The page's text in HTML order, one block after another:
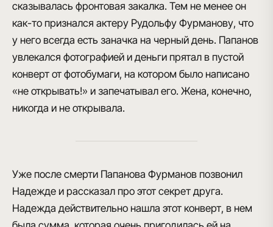
сказывалась фронтовая закалка. Тем не менее он
как-то признался актеру Рудольфу Фурманову, что
у него всегда есть заначка на черный день. Папанов
увлекался фотографией и деньги прятал в пустой
конверт от фотобумаги, на котором было написано
«не открывать!» и запечатывал его. Жена, конечно,
никогда и не открывала.
Уже после смерти Папанова Фурманов позвонил
Надежде и рассказал про этот секрет друга.
Надежда действительно нашла этот конверт, в нем